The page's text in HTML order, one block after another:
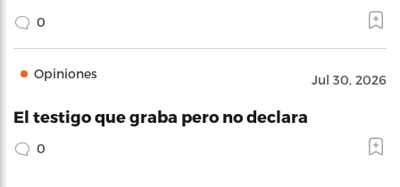
0
Opiniones Jul 30, 2026
El testigo que graba pero no declara
0